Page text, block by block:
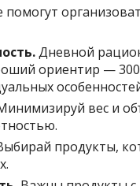
Дневной
ориентир —
вес и
продукты,